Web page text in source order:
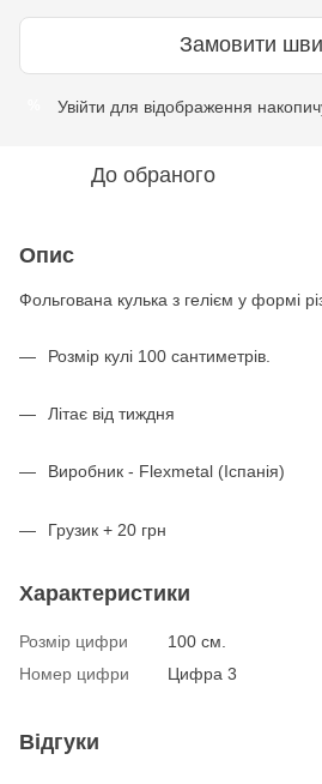
Замовити
Увійти для відображення
До обраного
Опис
Фольгована кулька з гелієм у формі
Розмір кулі 100 сантиметрів.
Літає від тиждня
Виробник - Flexmetal (Іспанія)
Грузик + 20 грн
Характеристики
Розмір цифри
100 см.
Номер цифри
Цифра 3
Відгуки